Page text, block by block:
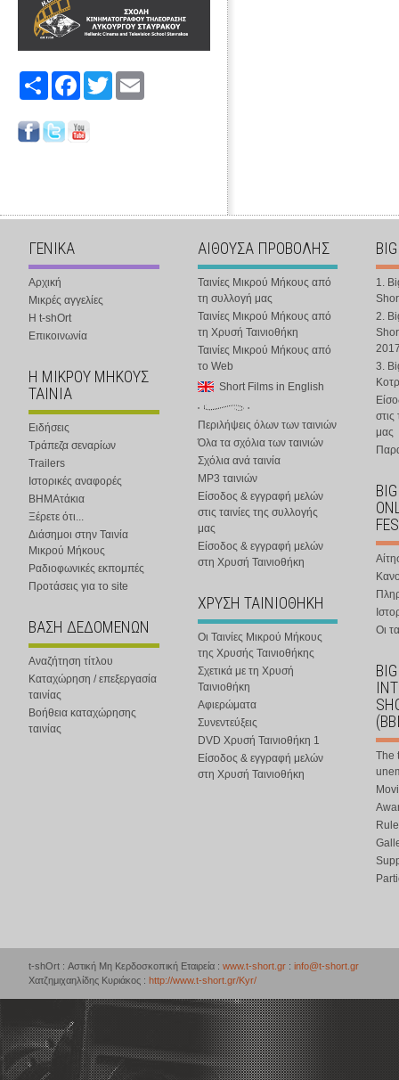
Share FacebookTwitter
ΓΕΝΙΚΑ
Αρχική
Μικρές αγγελίες
Η t-shOrt
Επικοινωνία
Η ΜΙΚΡΟΥ ΜΗΚΟΥΣ
ΤΑΙΝΙΑ
Ειδήσεις
Τράπεζα σεναρίων
Trailers
Ιστορικές αναφορές
ΒΗΜΑτάκια
Ξέρετε ότι...
Διάσημοι στην Ταινία
Μικρού Μήκους
Ραδιοφωνικές εκπομπές
Προτάσεις για το site
ΒΑΣΗ ΔΕΔΟΜΕΝΩΝ
Αναζήτηση τίτλου
Καταχώρηση / επεξεργασία
ταινίας
Βοήθεια καταχώρησης
ταινίας
ΑΙΘΟΥΣΑ ΠΡΟΒΟΛΗΣ
Ταινίες Μικρού Μήκους από
τη συλλογή μας
Ταινίες Μικρού Μήκους από
τη Χρυσή Ταινιοθήκη
Ταινίες Μικρού Μήκους από
το Web
Short Films in English
Περιλήψεις όλων των ταινιών
Όλα τα σχόλια των ταινιών
Σχόλια ανά ταινία
MP3 ταινιών
Είσοδος & εγγραφή μελών
στις ταινίες της συλλογής
μας
Είσοδος & εγγραφή μελών
στη Χρυσή Ταινιοθήκη
ΧΡΥΣΗ ΤΑΙΝΙΟΘΗΚΗ
Οι Ταινίες Μικρού Μήκους
της Χρυσής Ταινιοθήκης
Σχετικά με τη Χρυσή
Ταινιοθήκη
Αφιερώματα
Συνεντεύξεις
DVD Χρυσή Ταινιοθήκη 1
Είσοδος & εγγραφή μελών
στη Χρυσή Ταινιοθήκη
1.
2.
3.
στις
μας
Οι
The
t-shOrt : Αστική Μη Κερδοσκοπική Εταιρεία : www.t-short.gr : info@t-short.gr
Χατζημιχαηλίδης Κυριάκος : http://www.t-short.gr/Kyr/